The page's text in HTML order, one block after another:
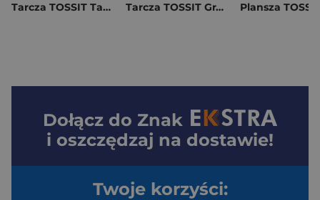
Tarcza TOSSIT Target & Tic-Tac-Toe Tarcza TOSSIT Gra w obowiązki & Cornhole
Dołącz do Znak
i oszczędzaj na dostawie!
Twoje korzyści: